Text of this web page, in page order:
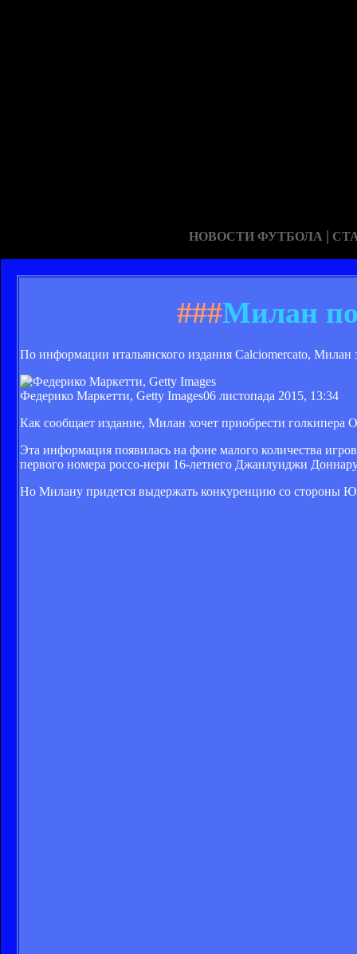
НОВОСТИ ФУТБОЛА |
###Милан
По информации итальянского издания Calciomercato,
Федерико Маркетти, Getty Images06 листопада 2015, 13:34
Как сообщает издание, Милан хочет приобрести голкипера
Эта информация появилась на фоне малого количества
первого номера россо-нери 16-летнего Джанлуиджи
Но Милану придется выдержать конкуренцию со стороны